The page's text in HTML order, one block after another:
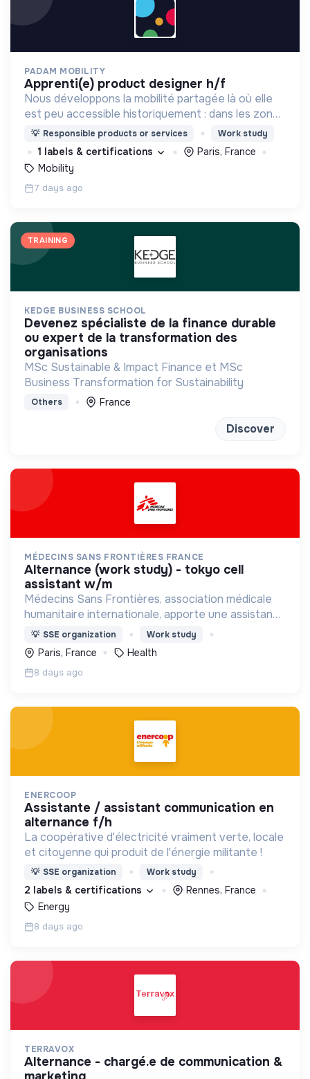
PADAM MOBILITY
apprenti(e) product designer h/f
Nous développons la mobilité partagée là où elle
est peu accessible historiquement : dans les zones
périurbaines et rurales, en heures creuses, pour
les personnes à mobilité réduite.
💡 Responsible products or services Work study
1 labels & certifications
Paris, France
Mobility
7 days ago
TRAINING
KEDGE BUSINESS SCHOOL
devenez spécialiste de la finance durable
ou expert de la transformation des
organisations
MSc Sustainable & Impact Finance et MSc
Business Transformation for Sustainability
Others France
Discover
MÉDECINS SANS FRONTIÈRES FRANCE
alternance (work study) - tokyo cell
assistant w/m
Médecins Sans Frontières, association médicale
humanitaire internationale, apporte une assistance
médicale à des populations dont la vie est
menacée.
💡 SSE organization Work study
Paris, France Health
8 days ago
ENERCOOP
assistante / assistant communication en
alternance f/h
La coopérative d'électricité vraiment verte, locale
et citoyenne qui produit de l'énergie militante !
💡 SSE organization Work study
2 labels & certifications
Rennes, France
Energy
8 days ago
TERRAVOX
alternance - chargé.e de communication &